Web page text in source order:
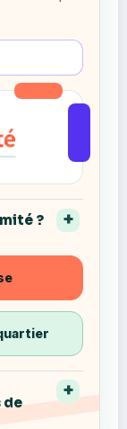
?
de